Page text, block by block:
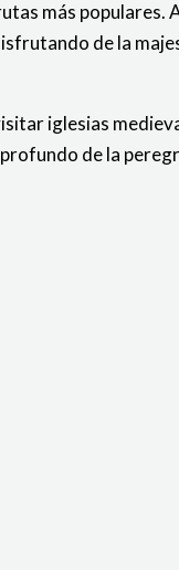
más populares.
de la
iglesias
de la